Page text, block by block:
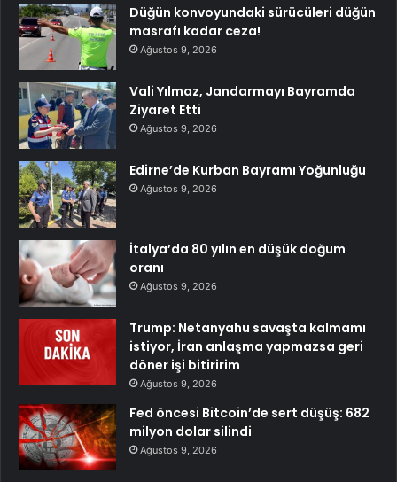
Düğün konvoyundaki sürücüleri düğün
masrafı kadar ceza!
Ağustos 9, 2026
Vali Yılmaz, Jandarmayı Bayramda
Ziyaret Etti
Ağustos 9, 2026
Edirne’de Kurban Bayramı Yoğunluğu
Ağustos 9, 2026
İtalya’da 80 yılın en düşük doğum
oranı
Ağustos 9, 2026
Trump: Netanyahu savaşta kalmamı
istiyor, İran anlaşma yapmazsa geri
döner işi bitiririm
Ağustos 9, 2026
Fed öncesi Bitcoin’de sert düşüş: 682
milyon dolar silindi
Ağustos 9, 2026